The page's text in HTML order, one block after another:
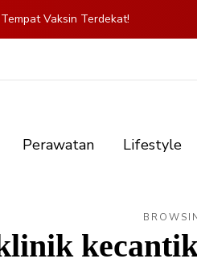
Vaksin Terdekat!
Perawatan Lifestyle